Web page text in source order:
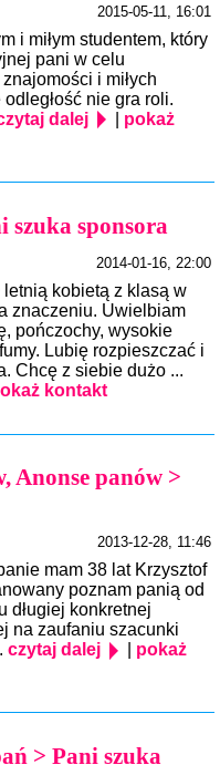
2015-05-11, 16:01
i miłym studentem, który
pani w celu
i miłych
nie gra roli.
dalej
pokaż
szuka sponsora
2014-01-16, 22:00
kobietą z klasą w
znaczeniu. Uwielbiam
pończochy, wysokie
Lubię rozpieszczać i
Chcę z siebie dużo ...
kontakt
Anonse panów >
2013-12-28, 11:46
mam 38 lat Krzysztof
poznam panią od
długiej konkretnej
na zaufaniu szacunki
czytaj dalej
pokaż
> Pani szuka